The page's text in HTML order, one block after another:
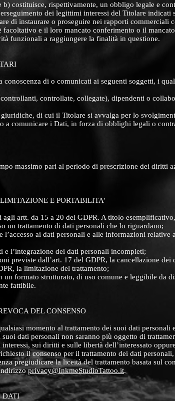
costituisce, rispettivamente, un obbligo legale e
dei legittimi interessi del Titolare
di instaurare o proseguire nei rapporti commerciali
e il loro mancato conferimento o il
funzionali a raggiungere la finalità in questione.
di o comunicati ai seguenti soggetti, i
controllate, collegate), dipendenti o
di cui il Titolare si avvalga per lo
a comunicare i Dati, in forza di obblighi legali o
massimo pari al periodo di prescrizione dei diritti
E PORTABILITA'
artt. da 15 a 20 del GDPR. A titolo
un trattamento di dati personali che lo riguardano;
l’accesso ai dati personali e alle informazioni
e l’integrazione dei dati personali incompleti;
previste dall’art. 17 del GDPR, la cancellazione
la limitazione del trattamento;
formato strutturato, di uso comune e leggibile da
fattibile.
DEL CONSENSO
momento al trattamento dei suoi dati
dati personali non saranno più oggetto di
sui diritti e sulle libertà dell’interessato
il consenso per il trattamento dei dati
pregiudicare la liceità del trattamento basata sul
privacy@InkmeStudioTattoo.it.
DATI